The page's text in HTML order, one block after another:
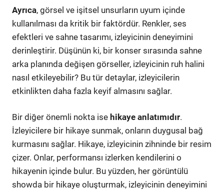
Ayrıca, görsel ve işitsel unsurların uyum içinde
kullanılması da kritik bir faktördür. Renkler, ses
efektleri ve sahne tasarımı, izleyicinin deneyimini
derinleştirir. Düşünün ki, bir konser sırasında sahne
arka planında değişen görseller, izleyicinin ruh halini
nasıl etkileyebilir? Bu tür detaylar, izleyicilerin
etkinlikten daha fazla keyif almasını sağlar.
Bir diğer önemli nokta ise hikaye anlatımıdır.
İzleyicilere bir hikaye sunmak, onların duygusal bağ
kurmasını sağlar. Hikaye, izleyicinin zihninde bir resim
çizer. Onlar, performansı izlerken kendilerini o
hikayenin içinde bulur. Bu yüzden, her görüntülü
showda bir hikaye oluşturmak, izleyicinin deneyimini